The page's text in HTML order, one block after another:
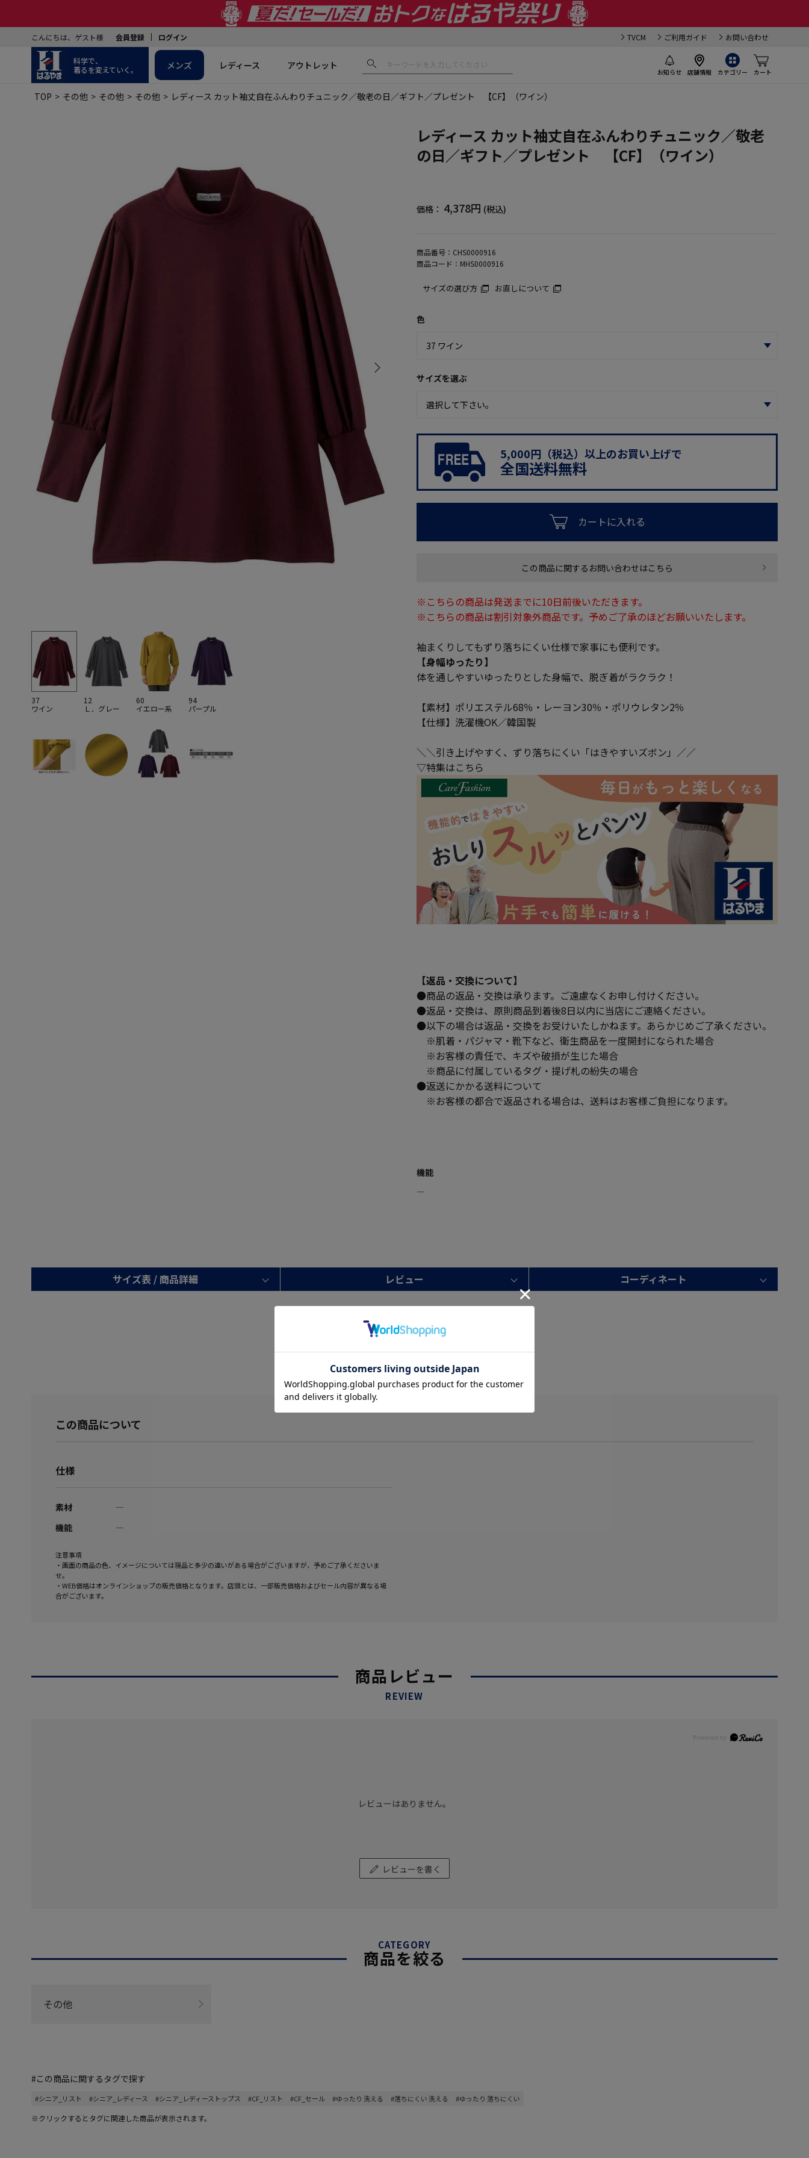
こんにちは、ゲスト様 会員登録 ログイン TVCM ご利用ガイド お問い合わせ
科学で、
着るを変えていく。
お知らせ 店舗情報 カテゴリー カート
メンズ レディース アウトレット
TOP その他 その他 その他 レディース カット袖丈自在ふんわりチュニック／敬老の日／ギフト／プレゼント 【CF】（ワイン）
37
ワイン
12
Ｌ．グレー
60
イエロー系
94
パープル
レディース カット袖丈自在ふんわりチュニック／敬老
の日／ギフト／プレゼント 【CF】（ワイン）
価格： 4,378円 (税込)
商品番号： CHS0000916
商品コード： MHS0000916
サイズの選び方 お直しについて
色
サイズを選ぶ
5,000円（税込）以上のお買い上げで
全国送料無料
カートに入れる
この商品に関するお問い合わせはこちら
※こちらの商品は発送までに10日前後いただきます。
※こちらの商品は割引対象外商品です。予めご了承のほどお願いいたします。
袖まくりしてもずり落ちにくい仕様で家事にも便利です。
【身幅ゆったり】
体を通しやすいゆったりとした身幅で、脱ぎ着がラクラク！
【素材】ポリエステル68％・レーヨン30％・ポリウレタン2％
【仕様】洗濯機OK／韓国製
＼＼引き上げやすく、ずり落ちにくい「はきやすいズボン」／／
▽特集はこちら
【返品・交換について】
●商品の返品・交換は承ります。ご遠慮なくお申し付けください。
●返品・交換は、原則商品到着後8日以内に当店にご連絡ください。
●以下の場合は返品・交換をお受けいたしかねます。あらかじめご了承ください。
※肌着・パジャマ・靴下など、衛生商品を一度開封になられた場合
※お客様の責任で、キズや破損が生じた場合
※商品に付属しているタグ・提げ札の紛失の場合
●返送にかかる送料について
※お客様の都合で返品される場合は、送料はお客様ご負担になります。
機能
―
サイズ表 / 商品詳細 レビュー コーディネート
この商品について
仕様
素材
―
機能
―
注意事項
・画面の商品の色、イメージについては現品と多少の違いがある場合がございますが、予めご了承くださいま
せ。
・WEB価格はオンラインショップの販売価格となります。店頭とは、一部販売価格およびセール内容が異なる場
合がございます。
商品レビュー
REVIEW
レビューはありません。
レビューを書く
CATEGORY
商品を絞る
その他
#この商品に関するタグで探す
#シニア_リスト #シニア_レディース #シニア_レディーストップス #CF_リスト #CF_セール #ゆったり 洗える #落ちにくい 洗える #ゆったり 落ちにくい
※クリックするとタグに関連した商品が表示されます。